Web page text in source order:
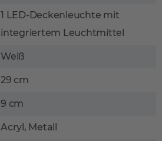
1 LED-Deckenleuchte mit
integriertem Leuchtmittel
Weiß
29 cm
9 cm
Acryl, Metall